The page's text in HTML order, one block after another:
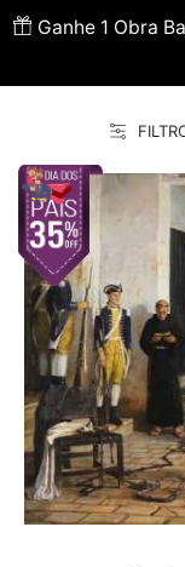
Ganhe 1 Obra